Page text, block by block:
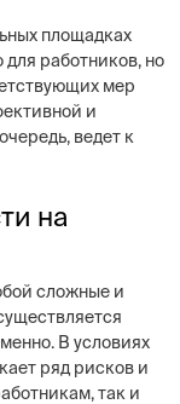
площадках
для работников, но
мер
и
ведет к
на
сложные и
В условиях
ряд рисков и
так и